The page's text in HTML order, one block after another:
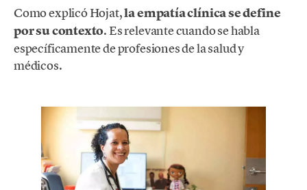
Como explicó Hojat,la empatía clínica se define
por su contexto. Es relevante cuando se habla
específicamente de profesiones de la salud y
médicos.